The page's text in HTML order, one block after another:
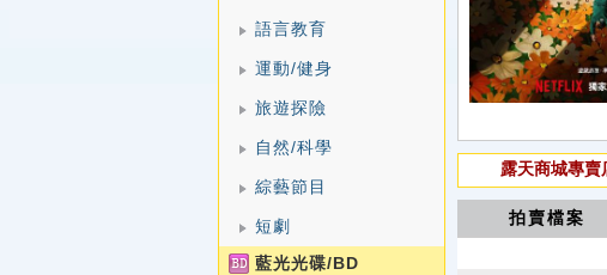
語言教育
運動/健身
旅遊探險
自然/科學
綜藝節目
短劇
藍光光碟/BD
露天商城專賣
拍賣檔案